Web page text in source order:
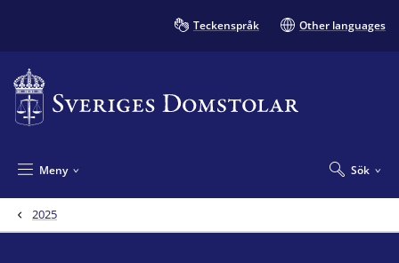
Teckenspråk Other languages
Sök
Meny
2025